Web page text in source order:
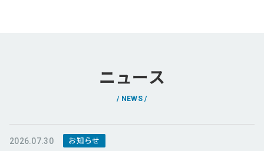
ニュース
NEWS
2026.07.30 お知らせ